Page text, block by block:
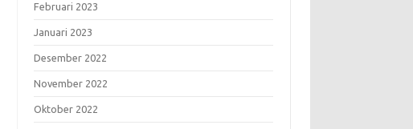
Februari 2023
Januari 2023
Desember 2022
November 2022
Oktober 2022